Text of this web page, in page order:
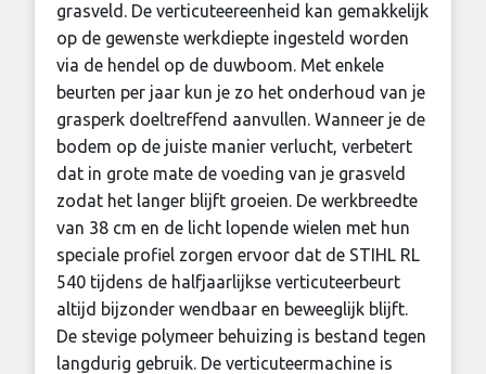
grasveld. De verticuteereenheid kan gemakkelijk
op de gewenste werkdiepte ingesteld worden
via de hendel op de duwboom. Met enkele
beurten per jaar kun je zo het onderhoud van je
grasperk doeltreffend aanvullen. Wanneer je de
bodem op de juiste manier verlucht, verbetert
dat in grote mate de voeding van je grasveld
zodat het langer blijft groeien. De werkbreedte
van 38 cm en de licht lopende wielen met hun
speciale profiel zorgen ervoor dat de STIHL RL
540 tijdens de halfjaarlijkse verticuteerbeurt
altijd bijzonder wendbaar en beweeglijk blijft.
De stevige polymeer behuizing is bestand tegen
langdurig gebruik. De verticuteermachine is